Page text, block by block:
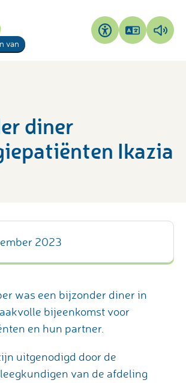
van
Toegankelijkheid
Pagina
vertalen
diner
Ikazia
2023
was een bijzonder diner in
bijeenkomst voor
en hun partner.
uitgenodigd door de
van de afdeling